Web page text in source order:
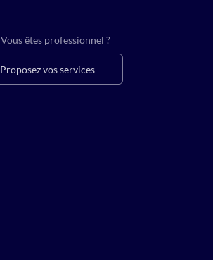
Vous êtes professionnel ?
Proposez vos services